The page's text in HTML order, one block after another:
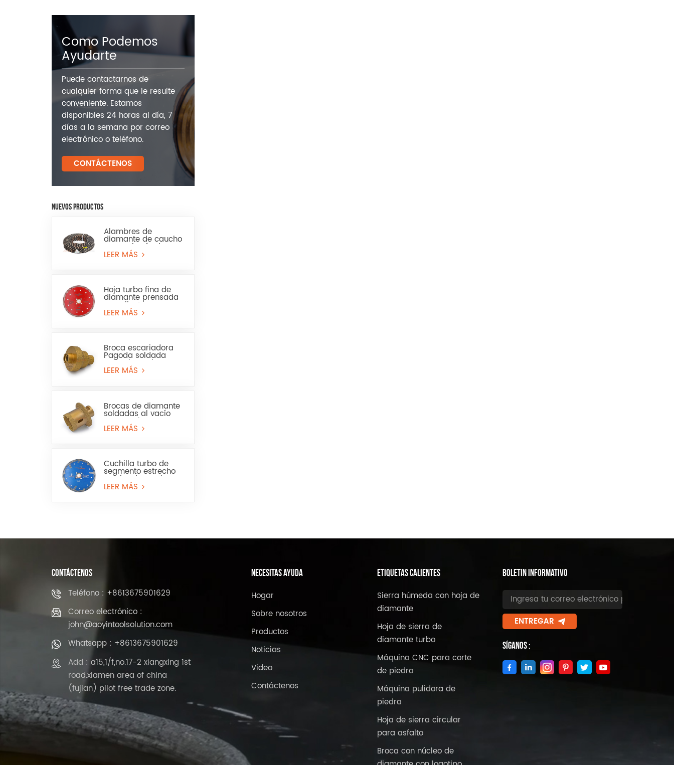
Como Podemos
Ayudarte
Puede contactarnos de
cualquier forma que le resulte
conveniente. Estamos
disponibles 24 horas al día, 7
días a la semana por correo
electrónico o teléfono.
CONTÁCTENOS
NUEVOS PRODUCTOS
Alambres de
diamante de caucho
para minería de
granito y arenisca
LEER MÁS
Hoja turbo fina de
diamante prensada
en caliente para
granito, mármol, uso
LEER MÁS
Broca escariadora
Pagoda soldada
para sierra de
corona para mármol
LEER MÁS
Brocas de diamante
soldadas al vacío
para perforar
baldosas de
LEER MÁS
Cuchilla turbo de
segmento estrecho
con borde continuo
para granito y piedra
LEER MÁS
CONTÁCTENOS
Teléfono : +8613675901629
Correo electrónico :
john@aoyintoolsolution.com
Whatsapp : +8613675901629
Add : a15,1/f,no.17-2 xiangxing 1st
road.xiamen area of china
(fujian) pilot free trade zone.
NECESITAS AYUDA
Hogar
Sobre nosotros
Productos
Noticias
Video
Contáctenos
ETIQUETAS CALIENTES
Sierra húmeda con hoja de
diamante
Hoja de sierra de
diamante turbo
Máquina CNC para corte
de piedra
Máquina pulidora de
piedra
Hoja de sierra circular
para asfalto
Broca con núcleo de
BOLETIN INFORMATIVO
ENTREGAR
Síganos :